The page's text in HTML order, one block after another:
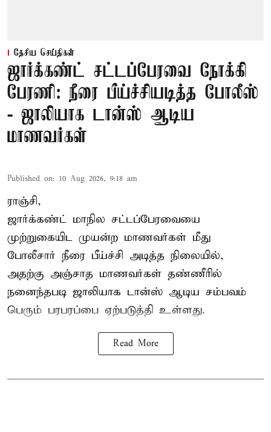
தேசிய செய்திகள்
ஜார்க்கண்ட் சட்டப்பேரவை நோக்கி
பேரணி: நீரை பீய்ச்சியடித்த போலீஸ்
- ஜாலியாக டான்ஸ் ஆடிய
மாணவர்கள்
Published on: 10 Aug 2026, 9:18 am
ராஞ்சி,
ஜார்க்கண்ட் மாநில சட்டப்பேரவையை
முற்றுகையிட முயன்ற மாணவர்கள் மீது
போலீசார் நீரை பீய்ச்சி அடித்த நிலையில்,
அதற்கு அஞ்சாத மாணவர்கள் தண்ணீரில்
நனைந்தபடி ஜாலியாக டான்ஸ் ஆடிய சம்பவம்
பெரும் பரபரப்பை ஏற்படுத்தி உள்ளது.
Read More